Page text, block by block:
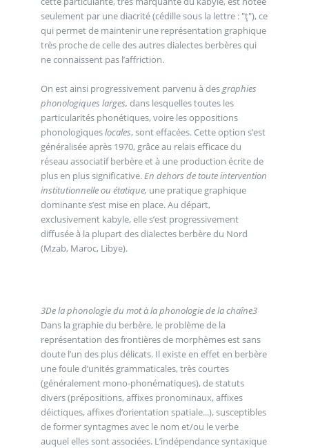
seulement par une diacrité (cédille sous la lettre : "ţ"), ce
qui permet de maintenir une représentation graphique
très proche de celle des autres dialectes berbères qui
ne connaissent pas l’affriction.
On est ainsi progressivement parvenu à desgraphies
phonologiques larges, dans lesquelles toutes les
particularités phonétiques, voire les oppositions
phonologiqueslocales, sont effacées. Cette option s’est
généralisée après 1970, grâce au relais efficace du
réseau associatif berbère et à une production écrite de
plus en plus significative.En dehors de toute intervention
institutionnelle ou étatique, une pratique graphique
dominante s’est mise en place. Au départ,
exclusivement kabyle, elle s’est progressivement
diffusée à la plupart des dialectes berbère du Nord
(Mzab, Maroc, Libye).
3De la phonologie du mot à la phonologie de la chaîne3
Dans la graphie du berbère, le problème de la
représentation des frontières de morphèmes est sans
doute l’un des plus délicats. Il existe en effet en berbère
une foule d’unités grammaticales, très courtes
(généralement mono-phonématiques), de statuts
divers (prépositions, affixes pronominaux, affixes
déictiques, affixes d’orientation spatiale...), susceptibles
de former syntagmes avec le nom et/ou le verbe
auquel elles sont associées. L’indépendance syntaxique